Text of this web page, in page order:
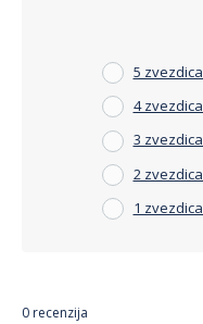
5 zvezdica
4 zvezdica
3 zvezdica
2 zvezdica
1 zvezdica
0 recenzija